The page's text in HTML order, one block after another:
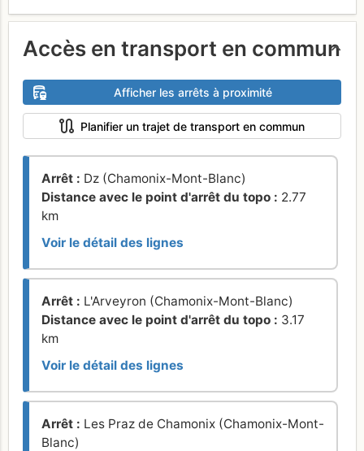
Accès en transport en commun
Afficher les arrêts à proximité
Planifier un trajet de transport en commun
Arrêt : Dz (Chamonix-Mont-Blanc)
Distance avec le point d'arrêt du topo : 2.77
km
Voir le détail des lignes
Arrêt : L'Arveyron (Chamonix-Mont-Blanc)
Distance avec le point d'arrêt du topo : 3.17
km
Voir le détail des lignes
Arrêt : Les Praz de Chamonix (Chamonix-Mont-
Blanc)